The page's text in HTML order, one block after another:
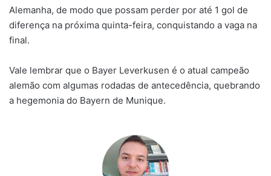
Alemanha, de modo que possam perder por até 1 gol de
diferença na próxima quinta-feira, conquistando a vaga na
final.
Vale lembrar que o Bayer Leverkusen é o atual campeão
alemão com algumas rodadas de antecedência, quebrando
a hegemonia do Bayern de Munique.